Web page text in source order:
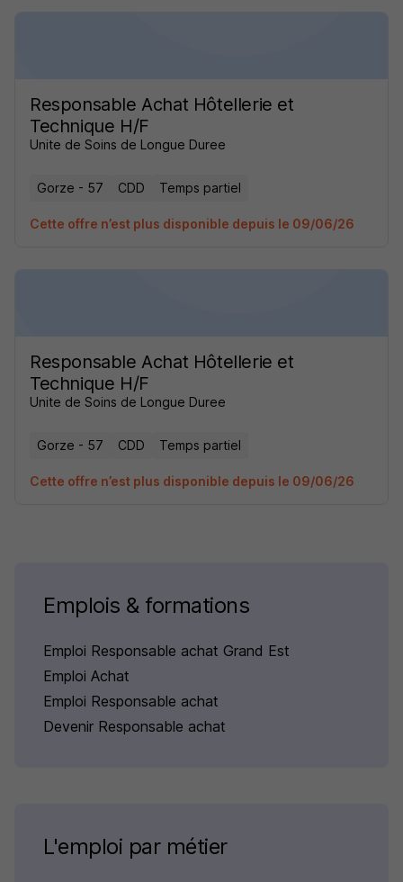
Responsable Achat Hôtellerie et
Technique H/F
Unite de Soins de Longue Duree
Gorze - 57 CDD Temps partiel
Cette offre n’est plus disponible depuis le 09/06/26
Responsable Achat Hôtellerie et
Technique H/F
Unite de Soins de Longue Duree
Gorze - 57 CDD Temps partiel
Cette offre n’est plus disponible depuis le 09/06/26
Emplois & formations
Emploi Responsable achat Grand Est
Emploi Achat
Emploi Responsable achat
Devenir Responsable achat
L'emploi par métier